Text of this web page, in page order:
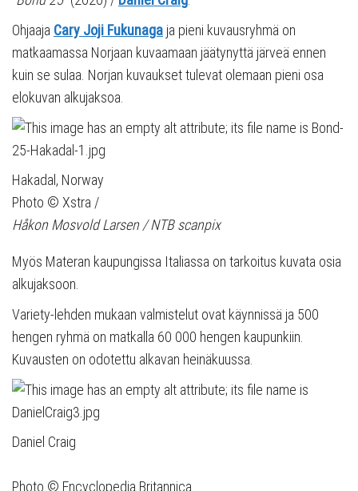
Ohjaaja Cary Joji Fukunaga ja pieni kuvausryhmä on
matkaamassa Norjaan kuvaamaan jäätynyttä järveä ennen
kuin se sulaa. Norjan kuvaukset tulevat olemaan pieni osa
elokuvan alkujaksoa.
Hakadal, Norway
Photo © Xstra /
Håkon Mosvold Larsen / NTB scanpix
Myös Materan kaupungissa Italiassa on tarkoitus kuvata osia
alkujaksoon.
Variety-lehden mukaan valmistelut ovat käynnissä ja 500
hengen ryhmä on matkalla 60 000 hengen kaupunkiin.
Kuvausten on odotettu alkavan heinäkuussa.
Daniel Craig
Photo © Encyclopedia Britannica